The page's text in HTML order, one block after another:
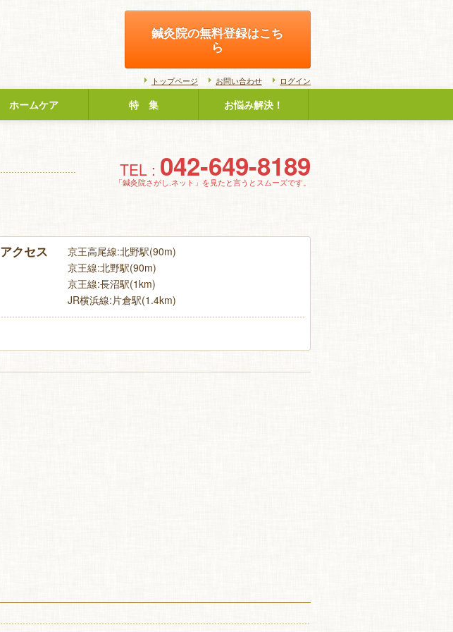
鍼灸院の無料登録はこち
ら
トップページ お問い合わせ ログイン
ホームケア 特 集 お悩み解決！
TEL : 042-649-8189
「鍼灸院さがし.ネット」を見たと言うとスムーズです。
アクセス
京王高尾線:北野駅(90m)
京王線:北野駅(90m)
京王線:長沼駅(1km)
JR横浜線:片倉駅(1.4km)